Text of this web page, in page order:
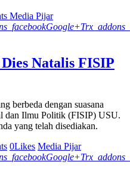
Media Pijar
Google+
Natalis FISIP
berbeda dengan suasana
dan Ilmu Politik (FISIP) USU.
yang telah disediakan.
0Likes Media Pijar
Google+